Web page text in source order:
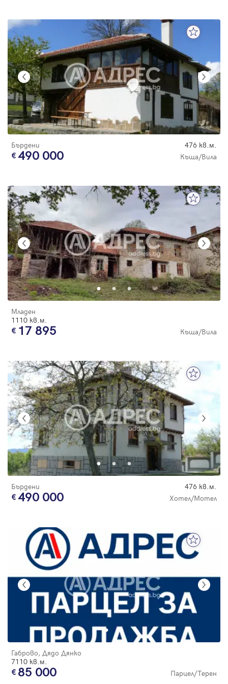
Бърдени 476 кв.м.
490 000 Къща/Вила
Младен
1110 кв.м.
17 895 Къща/Вила
Бърдени 476 кв.м.
490 000 Хотел/Мотел
Габрово, Дядо Дянко
7110 кв.м.
85 000 Парцел/Терен